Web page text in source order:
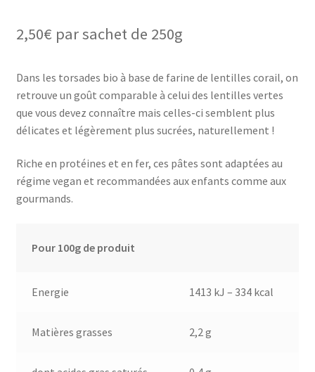
2,50€ par sachet de 250g
Dans les torsades bio à base de farine de lentilles corail, on
retrouve un goût comparable à celui des lentilles vertes
que vous devez connaître mais celles-ci semblent plus
délicates et légèrement plus sucrées, naturellement !
Riche en protéines et en fer, ces pâtes sont adaptées au
régime vegan et recommandées aux enfants comme aux
gourmands.
Pour 100g de produit
Energie 1413 kJ – 334 kcal
Matières grasses 2,2 g